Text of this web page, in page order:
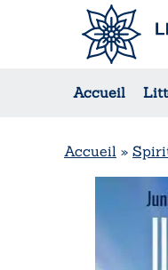
Accueil
Accueil »